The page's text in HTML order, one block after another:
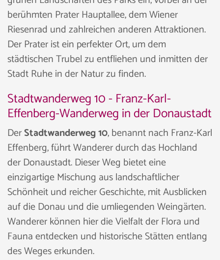
berühmten Prater Hauptallee, dem Wiener
Riesenrad und zahlreichen anderen Attraktionen.
Der Prater ist ein perfekter Ort, um dem
städtischen Trubel zu entfliehen und inmitten der
Stadt Ruhe in der Natur zu finden.
Stadtwanderweg 10 - Franz-Karl-
Effenberg-Wanderweg in der Donaustadt
DerStadtwanderweg 10, benannt nach Franz-Karl
Effenberg, führt Wanderer durch das Hochland
der Donaustadt. Dieser Weg bietet eine
einzigartige Mischung aus landschaftlicher
Schönheit und reicher Geschichte, mit Ausblicken
auf die Donau und die umliegenden Weingärten.
Wanderer können hier die Vielfalt der Flora und
Fauna entdecken und historische Stätten entlang
des Weges erkunden.